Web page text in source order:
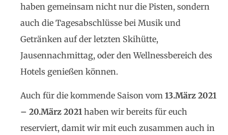
haben gemeinsam nicht nur die Pisten, sondern
auch die Tagesabschlüsse bei Musik und
Getränken auf der letzten Skihütte,
Jausennachmittag, oder den Wellnessbereich des
Hotels genießen können.
Auch für die kommende Saison vom 13.März 2021
– 20.März 2021 haben wir bereits für euch
reserviert, damit wir mit euch zusammen auch in